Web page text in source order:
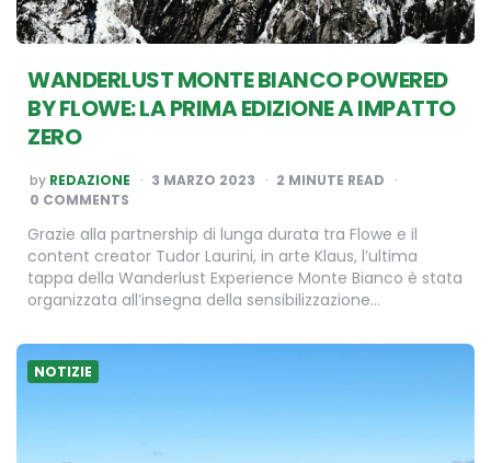
WANDERLUST MONTE BIANCO POWERED
BY FLOWE:LA PRIMA EDIZIONE A IMPATTO
ZERO
POSTED
BY
by REDAZIONE 3 MARZO 2023 2 MINUTE READ
0 COMMENTS
Grazie alla partnership di lunga durata tra Flowe e il
content creator Tudor Laurini, in arte Klaus, l’ultima
tappa della Wanderlust Experience Monte Bianco è stata
organizzata all’insegna della sensibilizzazione…
NOTIZIE